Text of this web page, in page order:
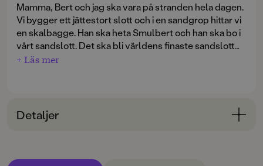
Mamma, Bert och jag ska vara på stranden hela dagen.
Vi bygger ett jättestort slott och i en sandgrop hittar vi
en skalbagge. Han ska heta Smulbert och han ska bo i
vårt sandslott. Det ska bli världens finaste sandslott
med snäckor på väggarna och skräp som tak. Men när
Vi hittar Smulbert
lek och glädje, men också besvikelse och ilska.
hanterar man en död skalbagge samtidigt som man
+ Läs mer
Detaljer
ÅLDERSGRUPP